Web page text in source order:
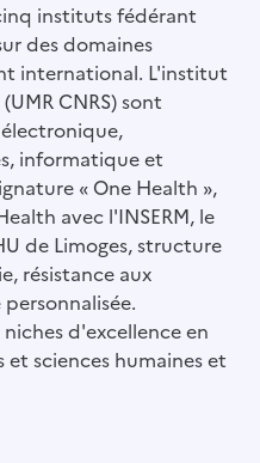
instituts fédérant
des domaines
international. L'institut
CNRS) sont
informatique et
« One Health »,
avec l'INSERM, le
de Limoges, structure
résistance aux
d'excellence en
sciences humaines et